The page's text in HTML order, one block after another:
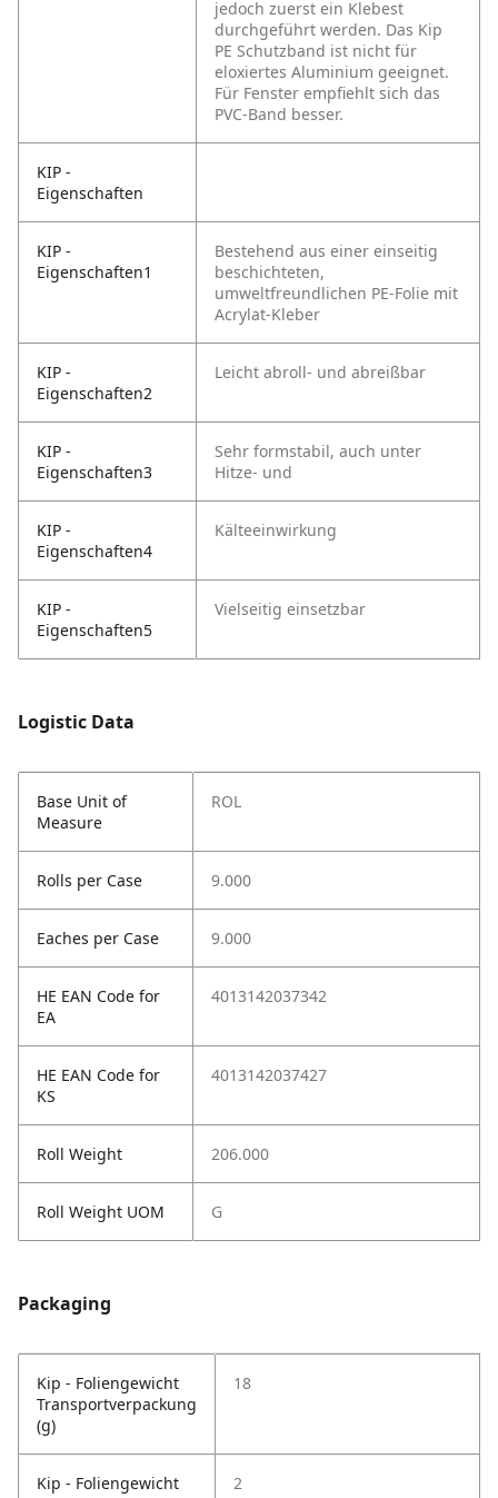
jedoch zuerst ein Klebest
durchgeführt werden. Das Kip
PE Schutzband ist nicht für
eloxiertes Aluminium geeignet.
Für Fenster empfiehlt sich das
PVC-Band besser.
KIP -
Eigenschaften
KIP -
Eigenschaften1
Bestehend aus einer einseitig
beschichteten,
umweltfreundlichen PE-Folie mit
Acrylat-Kleber
KIP -
Eigenschaften2
Leicht abroll- und abreißbar
KIP -
Eigenschaften3
Sehr formstabil, auch unter
Hitze- und
KIP -
Eigenschaften4
Kälteeinwirkung
KIP -
Eigenschaften5
Vielseitig einsetzbar
Logistic Data
Base Unit of
Measure
ROL
Rolls per Case 9.000
Eaches per Case 9.000
HE EAN Code for
EA
4013142037342
HE EAN Code for
KS
4013142037427
Roll Weight 206.000
Roll Weight UOM G
Packaging
Kip - Foliengewicht
Transportverpackung
(g)
18
Kip - Foliengewicht
2